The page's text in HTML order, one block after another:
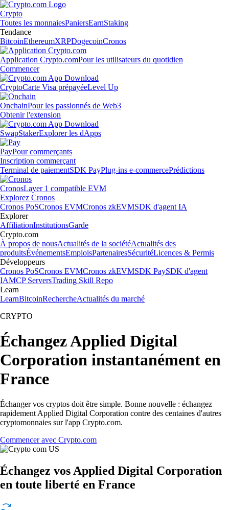
Crypto
Toutes les monnaiesPaniersEarnStaking
Tendance
BitcoinEthereumXRPDogecoinCronos
Application Crypto.comPour les utilisateurs du quotidien
Commencer
CryptoCarte Visa prépayéeLevel Up
OnchainPour les passionnés de Web3
Obtenir l'extension
SwapStakerExplorer les dApps
PayPour commerçants
Inscription commerçant
Terminal de paiementSDK PayPlug-ins e-commercePrédictions
CronosLayer 1 compatible EVM
Explorez Cronos
Cronos PoSCronos EVMCronos zkEVMSDK d'agent IA
Explorer
AffiliationInstitutionsGarde
Crypto.com
À propos de nousActualités de la sociétéActualités des
produitsÉvénementsEmploisPartenairesSécuritéLicences & Permis
Développeurs
Cronos PoSCronos EVMCronos zkEVMSDK PaySDK d'agent
IAMCP ServersTrading Skill Repo
Learn
LearnBitcoinRechercheActualités du marché
CRYPTO
Échangez Applied Digital
Corporation instantanément en
France
Échanger vos cryptos doit être simple. Bonne nouvelle : échangez
rapidement Applied Digital Corporation contre des centaines d'autres
cryptomonnaies sur l'app Crypto.com.
Commencer avec Crypto.com
Échangez vos Applied Digital Corporation
en toute liberté en France